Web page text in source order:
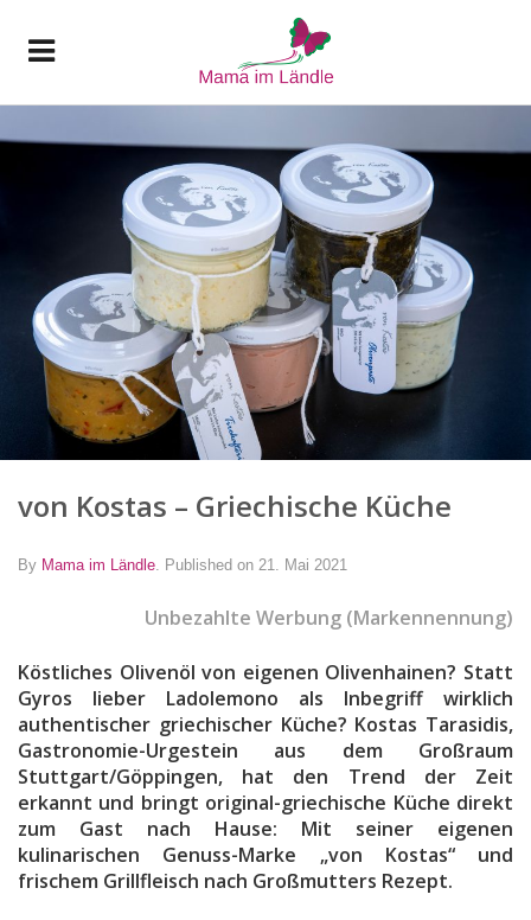
von Kostas – Griechische Küche
By Mama im Ländle Published on 21. Mai 2021
Unbezahlte Werbung (Markennennung)
Köstliches Olivenöl von eigenen Olivenhainen? Statt
Gyros lieber Ladolemono als Inbegriff wirklich
authentischer griechischer Küche? Kostas Tarasidis,
Gastronomie-Urgestein aus dem Großraum
Stuttgart/Göppingen, hat den Trend der Zeit
erkannt und bringt original-griechische Küche direkt
zum Gast nach Hause: Mit seiner eigenen
kulinarischen Genuss-Marke „von Kostas“ und
frischem Grillfleisch nach Großmutters Rezept.